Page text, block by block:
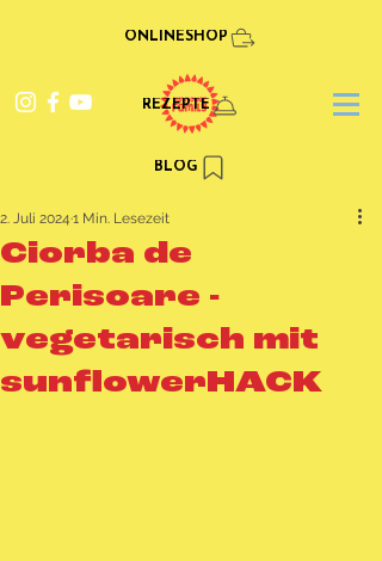
REZEPTE
BLOG
ONLINESHOP
Ciorba de
Perisoare -
vegetarisch mit
sunflowerHACK
2. Juli 2024 1 Min. Lesezeit